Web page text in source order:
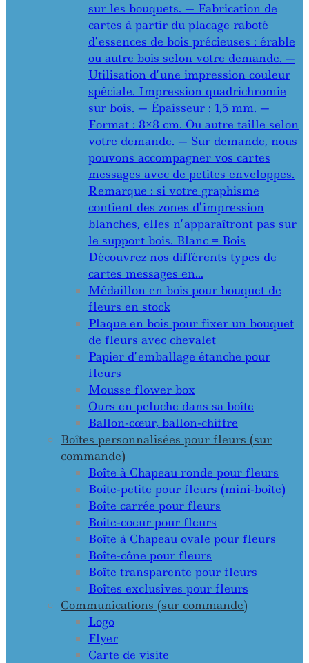
sur les bouquets. — Fabrication de
cartes à partir du placage raboté
d’essences de bois précieuses : érable
ou autre bois selon votre demande. —
Utilisation d’une impression couleur
spéciale. Impression quadrichromie
sur bois. — Épaisseur : 1,5 mm. —
Format : 8×8 cm. Ou autre taille selon
votre demande. — Sur demande, nous
pouvons accompagner vos cartes
messages avec de petites enveloppes.
Remarque : si votre graphisme
contient des zones d’impression
blanches, elles n’apparaîtront pas sur
le support bois. Blanc = Bois
Découvrez nos différents types de
cartes messages en…
Médaillon en bois pour bouquet de
fleurs en stock
Plaque en bois pour fixer un bouquet
de fleurs avec chevalet
Papier d’emballage étanche pour
fleurs
Mousse flower box
Ours en peluche dans sa boîte
Ballon-cœur, ballon-chiffre
Boîtes personnalisées pour fleurs (sur
commande)
Boîte à Chapeau ronde pour fleurs
Boîte-petite pour fleurs (mini-boîte)
Boîte carrée pour fleurs
Boîte-coeur pour fleurs
Boîte à Chapeau ovale pour fleurs
Boîte-cône pour fleurs
Boîte transparente pour fleurs
Boîtes exclusives pour fleurs
Communications (sur commande)
Logo
Flyer
Carte de visite